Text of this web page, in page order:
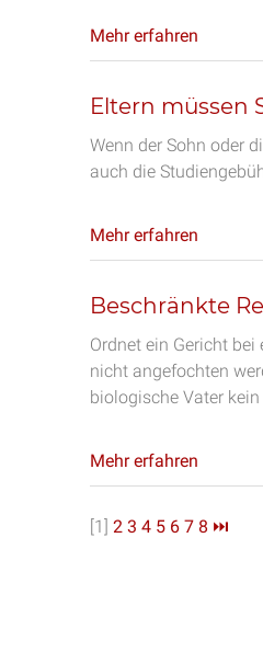
Mehr erfahren
Eltern müssen
Wenn der Sohn oder
auch die
Mehr erfahren
Beschränkte
Ordnet ein Gericht
nicht angefochten
biologische Vater
Mehr erfahren
[1] 2 3 4 5 6 7 8 ⏭